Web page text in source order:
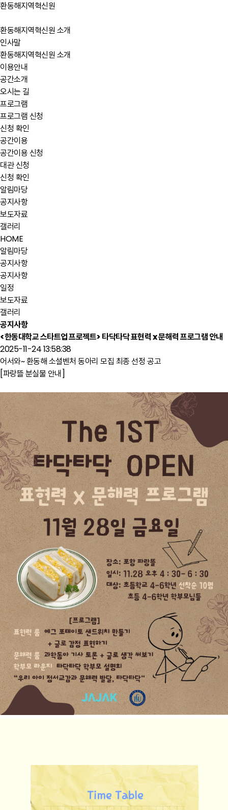
환동해지역혁신원
환동해지역혁신원 소개
인사말
환동해지역혁신원 소개
이용안내
공간소개
오시는 길
프로그램
프로그램 신청
신청 확인
공간이용
공간이용 신청
대관 신청
신청 확인
알림마당
공지사항
보도자료
갤러리
HOME
알림마당
공지사항
공지사항
일정
보도자료
갤러리
공지사항
<한동대학교 스타트업 프로젝트> 타닥타닥 표현력 x 문해력 프로그램 안내
2025-11-24 13:58:38
어서와~ 환동해 소셜벤처 동아리 모집 최종 선정 공고
[파랑뜰 분실물 안내]